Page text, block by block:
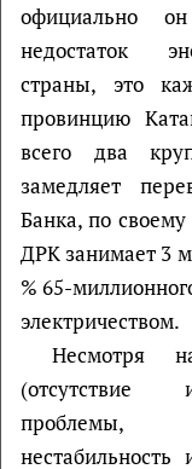
официально
недостаток
страны, это
провинцию
всего два
замедляет
Банка, по своему
ДРК занимает 3
% 65-
электричеством.
Несмотря
(отсутствие
проблемы,